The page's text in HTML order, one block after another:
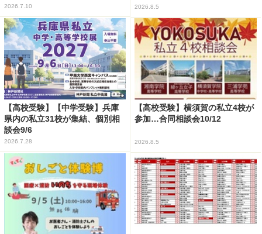
2026.7.10 2026.8.5
【高校受験】【中学受験】兵庫
県内の私立31校が集結、個別相
談会9/6
2026.7.28
【高校受験】横須賀の私立4校が
参加…合同相談会10/12
2026.8.5